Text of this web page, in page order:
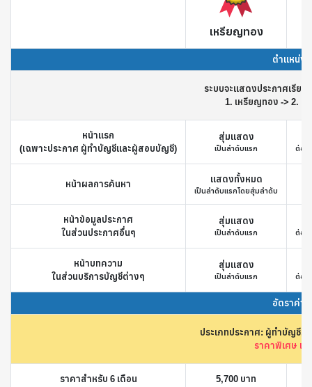
เหรียญทอง
ตำแหน่ง
ระบบจะแสดงประกาศเรีย
1. เหรียญทอง -> 2. เ
หน้าแรก
(เฉพาะประกาศ ผู้ทำบัญชีและผู้สอบบัญชี)
สุ่มแสดง
เป็นลำดับแรก ต่อจ
หน้าผลการค้นหา แสดงทั้งหมด
เป็นลำดับแรกโดยสุ่มลำดับ
หน้าข้อมูลประกาศ
ในส่วนประกาศอื่นๆ
สุ่มแสดง
เป็นลำดับแรก ต่อจ
หน้าบทความ
ในส่วนบริการบัญชีต่างๆ
สุ่มแสดง
เป็นลำดับแรก ต่อจ
อัตราค่า
ประเภทประกาศ: ผู้ทำบัญชี,
ราคาพิเศษ เ
ราคาสำหรับ 6 เดือน 5,700 บาท